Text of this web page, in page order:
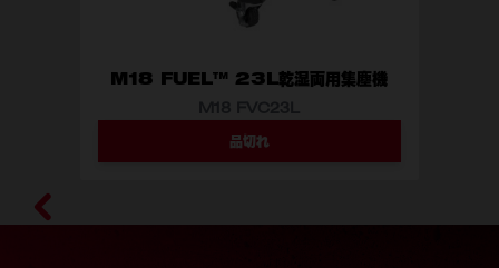
M18 FUEL™ 23L乾湿両用集塵機
品切れ